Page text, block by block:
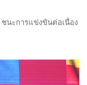
ชนะการแข่งขันต่อเนื่อง